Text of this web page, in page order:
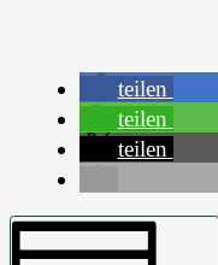
teilen
teilen
teilen